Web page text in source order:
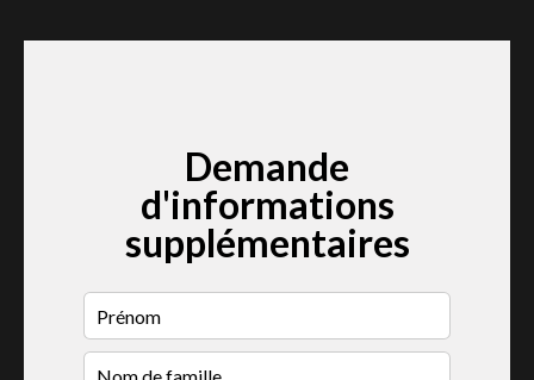
Demande
d'informations
supplémentaires